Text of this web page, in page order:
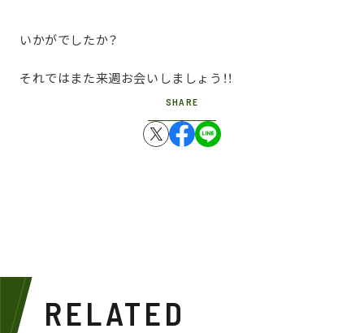
いかがでしたか？
それではまた来週お会いしましょう！！
SHARE
RELATED